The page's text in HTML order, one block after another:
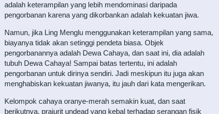
adalah keterampilan yang lebih mendominasi daripada
pengorbanan karena yang dikorbankan adalah kekuatan jiwa.
Namun, jika Ling Menglu menggunakan keterampilan yang sama,
biayanya tidak akan setinggi pendeta biasa. Objek
pengorbanannya adalah Dewa Cahaya, dan saat ini, dia adalah
tubuh Dewa Cahaya! Sampai batas tertentu, ini adalah
pengorbanan untuk dirinya sendiri. Jadi meskipun itu juga akan
menghabiskan kekuatan jiwanya, itu jauh dari kata mengerikan.
Kelompok cahaya oranye-merah semakin kuat, dan saat
berikutnya, prajurit undead yang kebal terhadap serangan fisik